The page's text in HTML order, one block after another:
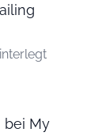
bei My